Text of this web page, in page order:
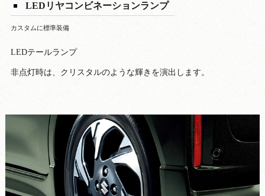
LEDリヤコンビネーションランプ
カスタムに標準装備
LEDテールランプ
非点灯時は、クリスタルのような輝きを演出します。